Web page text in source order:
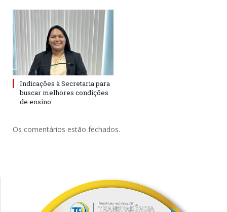
Indicações à Secretaria para
buscar melhores condições
de ensino
Os comentários estão fechados.